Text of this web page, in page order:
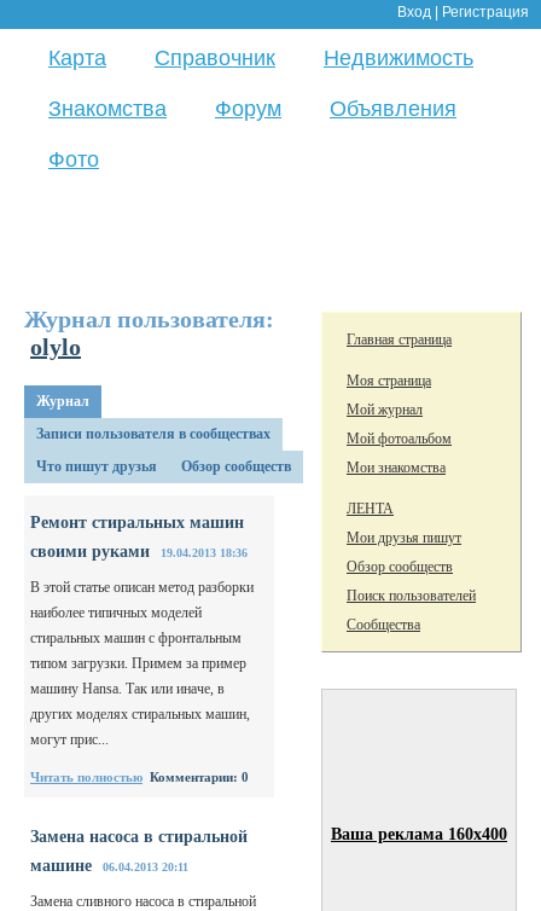
Вход Регистрация
Карта Справочник Недвижимость
Знакомства Форум Объявления
Фото
Журнал пользователя:
olylo
Журнал
Записи пользователя в сообществах
Что пишут друзья
Обзор сообществ
Ремонт стиральных машин
своими руками 19.04.2013 18:36
В этой статье описан метод разборки
наиболее типичных моделей
стиральных машин с фронтальным
типом загрузки. Примем за пример
машину Hansa. Так или иначе, в
других моделях стиральных машин,
могут прис...
Читать полностью Комментарии: 0
Замена насоса в стиральной
машине 06.04.2013 20:11
Замена сливного насоса в стиральной
Главная страница
Моя страница
Мой журнал
Мой фотоальбом
Мои знакомства
ЛЕНТА
Мои друзья пишут
Обзор сообществ
Поиск пользователей
Сообщества
Ваша реклама 160x400